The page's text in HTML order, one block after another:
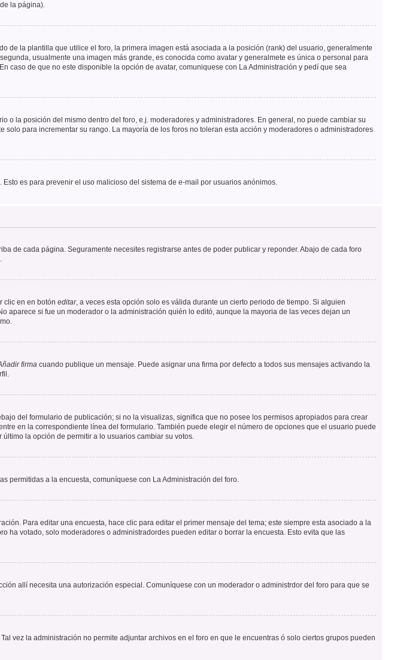
la página).
la plantilla que utilice el foro, la primera imagen está asociada a la posición (rank) del usuario, generalmente
usualmente una imagen más grande, es conocida como avatar y generalmete es única o personal para
caso de que no este disponible la opción de avatar, comuniquese con La Administración y pedí que sea
la posición del mismo dentro del foro, e.j. moderadores y administradores. En general, no puede cambiar su
para incrementar su rango. La mayoría de los foros no toleran esta acción y moderadores o administradores
es para prevenir el uso malicioso del sistema de e-mail por usuarios anónimos.
de cada página. Seguramente necesites registrarse antes de poder publicar y reponder. Abajo de cada foro
clic en en botón editar, a veces esta opción solo es válida durante un cierto periodo de tiempo. Si alguien
si fue un moderador o la administración quién lo editó, aunque la mayoria de las veces dejan un
firma cuando publique un mensaje. Puede asignar una firma por defecto a todos sus mensajes activando la
del formulario de publicación; si no la visualizas, significa que no posee los permisos apropiados para crear
en la correspondiente línea del formulario. También puede elegir el número de opciones que el usuario puede
la opción de permitir a lo usuarios cambiar su votos.
permitidas a la encuesta, comuníquese con La Administración del foro.
Para editar una encuesta, hace clic para editar el primer mensaje del tema; este siempre esta asociado a la
ha votado, solo moderadores o administradordes pueden editar o borrar la encuesta. Esto evita que las
allí necesita una autorización especial. Comuníquese con un moderador o administrdor del foro para que se
vez la administración no permite adjuntar archivos en el foro en que le encuentras ó solo ciertos grupos pueden